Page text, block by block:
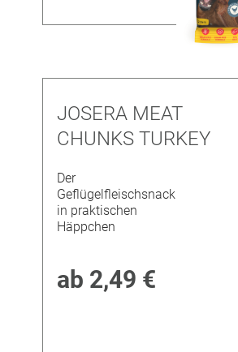
JOSERA MEAT
CHUNKS TURKEY
Der
Geflügelfleischsnack
in praktischen
Häppchen
ab 2,49 €